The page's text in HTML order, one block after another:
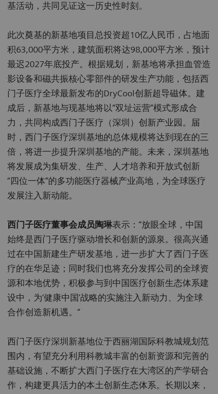
基活动，共同见证这一历史性时刻。
此次奠基的新基地项目总投资超10亿人民币，占地面
积63,000平方米，建筑面积将达98,000平方米，预计
最迟2027年底投产。根据规划，新基地将承担血管造
影设备和磁共振核心零部件的研发生产功能，包括西
门子医疗全球最新发布的DryCool创新超导磁体。建
成后，新基地与现基地将以“双址运营”模式形成合
力，共同构成西门子医疗（深圳）创新产业园。届
时，西门子医疗深圳基地的总体规模将达到现在的三
倍，将进一步提升深圳基地的产能。未来，深圳基地
将发展成为集研发、生产、人才培养和开放式创新
“四位一体”的多功能医疗器械产业高地，为全球医疗
发展注入新动能。
西门子医疗董事会成员陶琳表示：“放眼全球，中国
始终是西门子医疗驱动增长和创新的源泉。很高兴通
过在中国新建生产研发基地，进一步扩大了西门子医
疗的在华足迹；同时我们也将充分发挥公司的全球资
源和本地优势，积极参与到中国医疗创新生态体系建
设中，为‘健康中国’战略的实施注入新动力、为全球
合作创造新机遇。”
西门子医疗深圳新基地位于西丽湖国际科教城规划范
围内，有望充分利用科教城丰富的创新资源和完善的
基础设施，不断扩大西门子医疗在大湾区的产学研合
作，构建更具活力的本土创新生态体系。长期以来，